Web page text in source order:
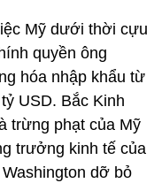
Mỹ dưới thời cựu
quyền ông
hóa nhập khẩu từ
USD. Bắc Kinh
trừng phạt của Mỹ
trưởng kinh tế của
dỡ bỏ